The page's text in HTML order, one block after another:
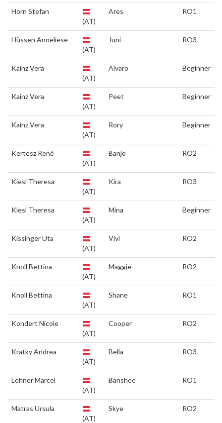
Horn Stefan
(AT)
Ares RO1
Hüssen Anneliese
(AT)
Juni RO3
Kainz Vera
(AT)
Alvaro Beginner
Kainz Vera
(AT)
Peet Beginner
Kainz Vera
(AT)
Rory Beginner
Kertesz René
(AT)
Banjo RO2
Kiesl Theresa
(AT)
Kira RO3
Kiesl Theresa
(AT)
Mina Beginner
Kissinger Uta
(AT)
Vivi RO2
Knoll Bettina
(AT)
Maggie RO2
Knoll Bettina
(AT)
Shane RO1
Kondert Nicole
(AT)
Cooper RO2
Kratky Andrea
(AT)
Bella RO3
Lehner Marcel
(AT)
Banshee RO1
Matras Ursula
(AT)
Skye RO2